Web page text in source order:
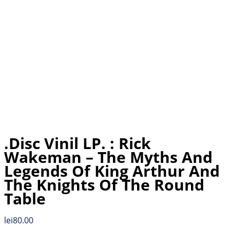
.Disc Vinil LP. : Rick
Wakeman – The Myths And
Legends Of King Arthur And
The Knights Of The Round
Table
lei80.00